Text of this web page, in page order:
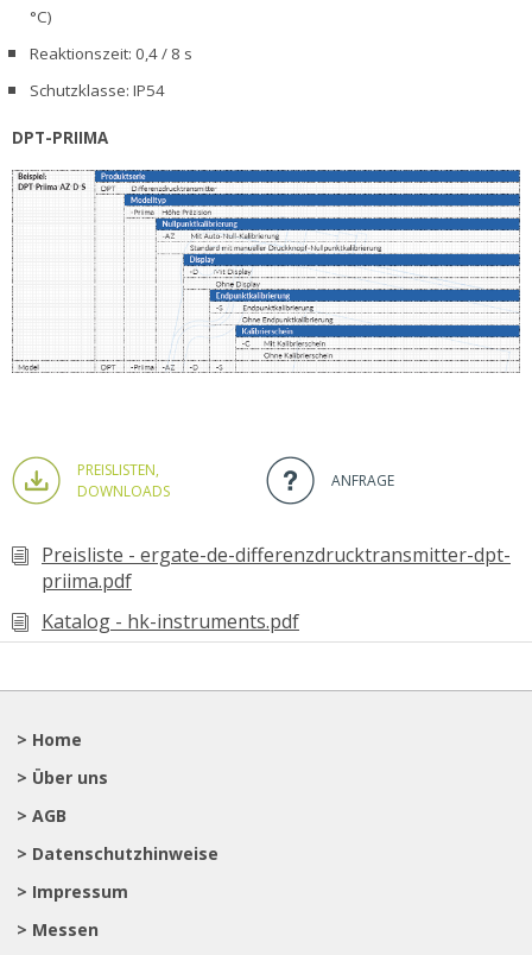
°C)
Reaktionszeit: 0,4 / 8 s
Schutzklasse: IP54
DPT-PRIIMA
PREISLISTEN,
DOWNLOADS
ANFRAGE
Preisliste - ergate-de-differenzdrucktransmitter-dpt-
priima.pdf
Katalog - hk-instruments.pdf
> Home
> Über uns
> AGB
> Datenschutzhinweise
> Impressum
> Messen